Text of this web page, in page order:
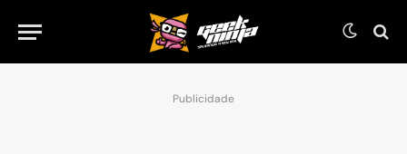
Publicidade